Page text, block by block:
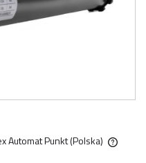
Automat Punkt(Polska)
płatności